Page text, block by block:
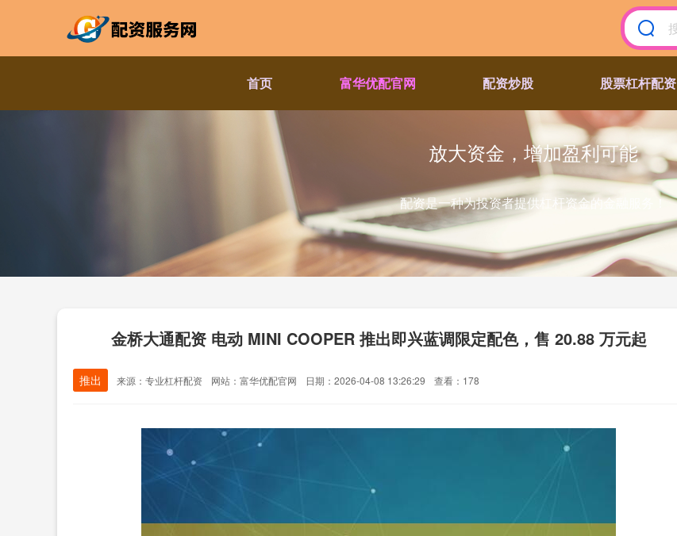
首页 富华优配官网 配资炒股 股票杠杆配资
放大资金，增加盈利可能
配资是一种为投资者提供杠杆资金的金融服务！
金桥大通配资 电动 MINI COOPER 推出即兴蓝调限定配色，售 20.88 万元起
推出 来源：专业杠杆配资 网站：富华优配官网 日期：2026-04-08 13:26:29 查看：178